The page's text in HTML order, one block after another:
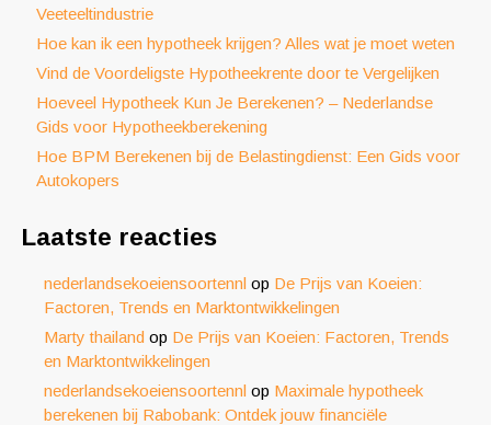
Veeteeltindustrie
Hoe kan ik een hypotheek krijgen? Alles wat je moet weten
Vind de Voordeligste Hypotheekrente door te Vergelijken
Hoeveel Hypotheek Kun Je Berekenen? – Nederlandse
Gids voor Hypotheekberekening
Hoe BPM Berekenen bij de Belastingdienst: Een Gids voor
Autokopers
Laatste reacties
nederlandsekoeiensoortennl op De Prijs van Koeien:
Factoren, Trends en Marktontwikkelingen
Marty thailand op De Prijs van Koeien: Factoren, Trends
en Marktontwikkelingen
nederlandsekoeiensoortennl op Maximale hypotheek
berekenen bij Rabobank: Ontdek jouw financiële